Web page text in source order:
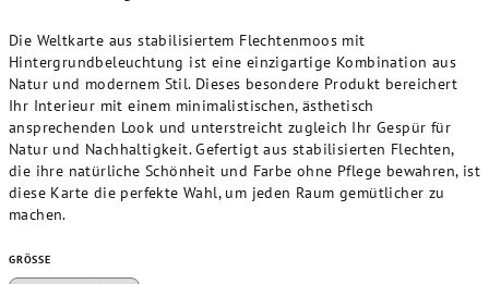
Die Weltkarte aus stabilisiertem Flechtenmoos mit
Hintergrundbeleuchtung ist eine einzigartige Kombination aus
Natur und modernem Stil. Dieses besondere Produkt bereichert
Ihr Interieur mit einem minimalistischen, ästhetisch
ansprechenden Look und unterstreicht zugleich Ihr Gespür für
Natur und Nachhaltigkeit. Gefertigt aus stabilisierten Flechten,
die ihre natürliche Schönheit und Farbe ohne Pflege bewahren, ist
diese Karte die perfekte Wahl, um jeden Raum gemütlicher zu
machen.
GRÖSSE